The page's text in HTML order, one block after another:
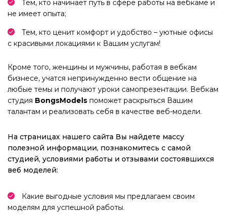
Тем, кто начинает путь в сфере работы на вебкаме и
не имеет опыта;
Тем, кто ценит комфорт и удобство – уютные офисы
с красивыми локациями к Вашим услугам!
Кроме того, женщины и мужчины, работая в вебкам
бизнесе, учатся непринужденно вести общение на
любые темы и получают уроки самопрезентации. Вебкам
студия BongsModels поможет раскрыться Вашим
талантам и реализовать себя в качестве веб-модели.
На страницах нашего сайта Вы найдете массу
полезной информации, познакомитесь с самой
студией, условиями работы и отзывами состоявшихся
веб моделей:
Какие выгодные условия мы предлагаем своим
моделям для успешной работы.